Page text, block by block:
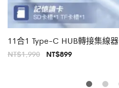
11合1 Type-C HUB轉接集線器
NT$1,990 原NT$899目
NT$899。